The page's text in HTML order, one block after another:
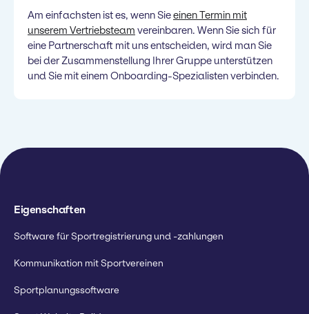
Am einfachsten ist es, wenn Sieeinen Termin mit
unserem Vertriebsteam vereinbaren. Wenn Sie sich für
eine Partnerschaft mit uns entscheiden, wird man Sie
bei der Zusammenstellung Ihrer Gruppe unterstützen
und Sie mit einem Onboarding-Spezialisten verbinden.
Eigenschaften
Software für Sportregistrierung und -zahlungen
Kommunikation mit Sportvereinen
Sportplanungssoftware